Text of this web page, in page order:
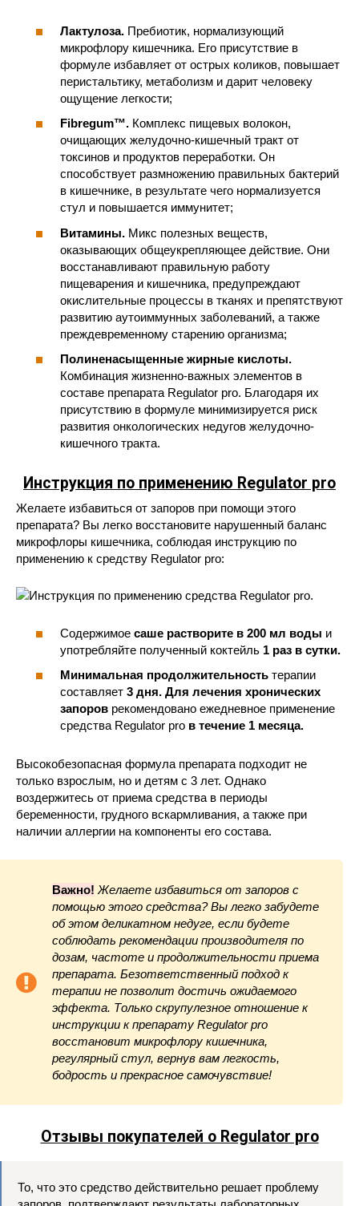
Лактулоза. Пребиотик, нормализующий
микрофлору кишечника. Его присутствие в
формуле избавляет от острых коликов, повышает
перистальтику, метаболизм и дарит человеку
ощущение легкости;
Fibregum™. Комплекс пищевых волокон,
очищающих желудочно-кишечный тракт от
токсинов и продуктов переработки. Он
способствует размножению правильных бактерий
в кишечнике, в результате чего нормализуется
стул и повышается иммунитет;
Витамины. Микс полезных веществ,
оказывающих общеукрепляющее действие. Они
восстанавливают правильную работу
пищеварения и кишечника, предупреждают
окислительные процессы в тканях и препятствуют
развитию аутоиммунных заболеваний, а также
преждевременному старению организма;
Полиненасыщенные жирные кислоты.
Комбинация жизненно-важных элементов в
составе препарата Regulator pro. Благодаря их
присутствию в формуле минимизируется риск
развития онкологических недугов желудочно-
кишечного тракта.
Инструкция по применению Regulator pro
Желаете избавиться от запоров при помощи этого
препарата? Вы легко восстановите нарушенный баланс
микрофлоры кишечника, соблюдая инструкцию по
применению к средству Regulator pro:
Содержимое саше растворите в 200 мл воды и
употребляйте полученный коктейль 1 раз в сутки.
Минимальная продолжительность терапии
составляет 3 дня. Для лечения хронических
запоров рекомендовано ежедневное применение
средства Regulator pro в течение 1 месяца.
Высокобезопасная формула препарата подходит не
только взрослым, но и детям с 3 лет. Однако
воздержитесь от приема средства в периоды
беременности, грудного вскармливания, а также при
наличии аллергии на компоненты его состава.
Важно! Желаете избавиться от запоров с
помощью этого средства? Вы легко забудете
об этом деликатном недуге, если будете
соблюдать рекомендации производителя по
дозам, частоте и продолжительности приема
препарата. Безответственный подход к
терапии не позволит достичь ожидаемого
эффекта. Только скрупулезное отношение к
инструкции к препарату Regulator pro
восстановит микрофлору кишечника,
регулярный стул, вернув вам легкость,
бодрость и прекрасное самочувствие!
Отзывы покупателей о Regulator pro
То, что это средство действительно решает проблему